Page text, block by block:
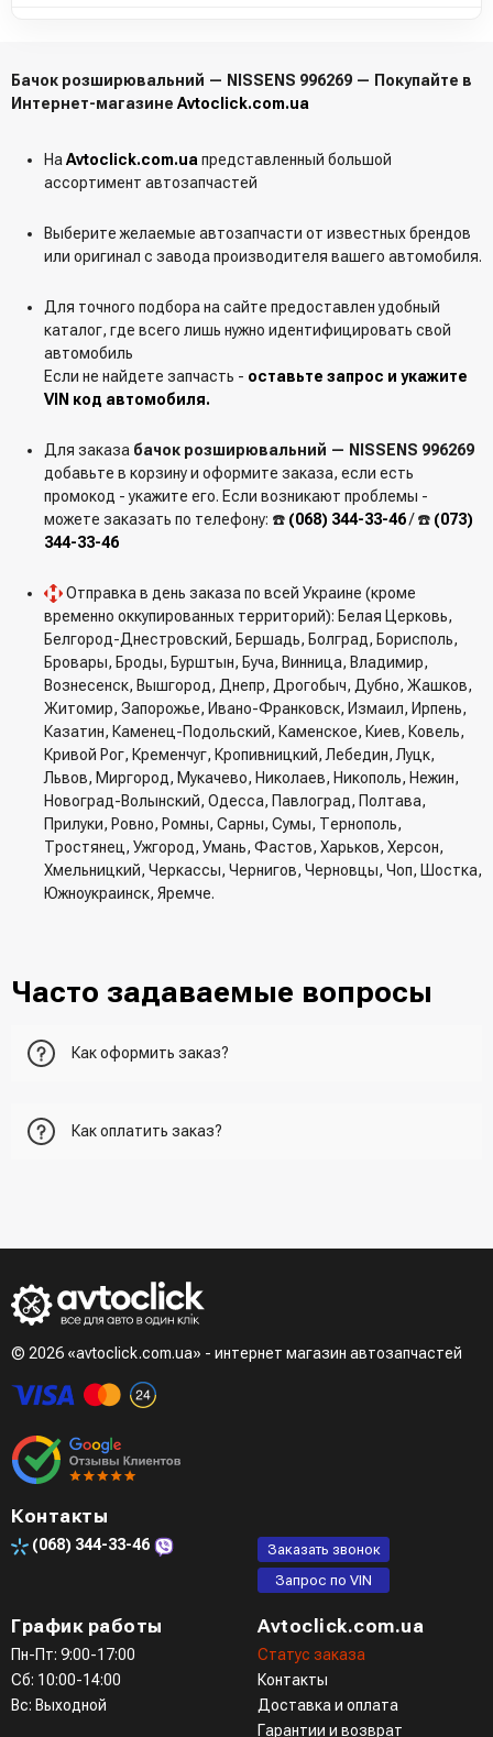
Бачок розширювальний — NISSENS 996269 — Покупайте в
Интернет-магазине Avtoclick.com.ua
НаAvtoclick.com.uaпредставленный большой
ассортимент автозапчастей
Выберите желаемые автозапчасти от известных брендов
или оригинал с завода производителя вашего автомобиля.
Для точного подбора на сайте предоставлен удобный
каталог, где всего лишь нужно идентифицировать свой
автомобиль
Если не найдете запчасть - оставьте запрос и укажите
VIN код автомобиля.
Для заказа бачок розширювальний — NISSENS 996269
добавьте в корзину и оформите заказа, если есть
промокод - укажите его. Если возникают проблемы -
можете заказать по телефону: ☎️ (068) 344-33-46/ ☎️ (073)
344-33-46
Отправка в день заказа по всей Украине (кроме
временно оккупированных территорий): Белая Церковь,
Белгород-Днестровский, Бершадь, Болград, Борисполь,
Бровары, Броды, Бурштын, Буча, Винница, Владимир,
Вознесенск, Вышгород, Днепр, Дрогобыч, Дубно, Жашков,
Житомир, Запорожье, Ивано-Франковск, Измаил, Ирпень,
Казатин, Каменец-Подольский, Каменское, Киев, Ковель,
Кривой Рог, Кременчуг, Кропивницкий, Лебедин, Луцк,
Львов, Миргород, Мукачево, Николаев, Никополь, Нежин,
Новоград-Волынский, Одесса, Павлоград, Полтава,
Прилуки, Ровно, Ромны, Сарны, Сумы, Тернополь,
Тростянец, Ужгород, Умань, Фастов, Харьков, Херсон,
Хмельницкий, Черкассы, Чернигов, Черновцы, Чоп, Шостка,
Южноукраинск, Яремче.
Часто задаваемые вопросы
Как оформить заказ?
корзину и указать всю необходимую информацию о
наберет менеджер для подтверждения и уточнения данных.
Третий вариант - сделать заказ по телефонном режиме
при разговоре с менеджером
Четвертый вариант - заказать через доступные
мессенджеры (viber, telegram)
Как оплатить заказ?
- LiqPay при оформлении заказа через корзину
© 2026 «avtoclick.com.ua» - интернет магазин автозапчастей
Контакты
(068) 344-33-46
Заказать звонок
Запрос по VIN
График работы
Пн-Пт: 9:00-17:00
Сб: 10:00-14:00
Вс: Выходной
Avtoclick.com.ua
Статус заказа
Контакты
Доставка и оплата
Гарантии и возврат